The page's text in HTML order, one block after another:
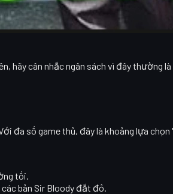
hãy cân nhắc ngân sách vì đây thường
đa số game thủ, đây là khoảng lựa chọn
tối.
bản Sir Bloody đắt đỏ.